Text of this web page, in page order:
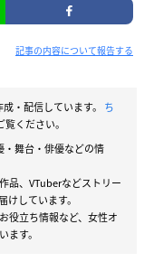
記事の内容について報告する
・配信しています。 ち
ください。
・舞台・俳優などの情
品、VTuberなどストリー
しています。
役立ち情報など、女性オ
す。